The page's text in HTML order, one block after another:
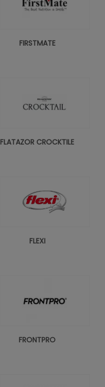
FIRSTMATE
FLATAZOR CROCKTILE
FLEXI
FRONTPRO